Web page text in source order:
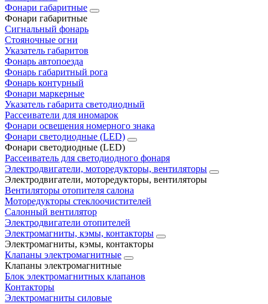
Фонари габаритные
Фонари габаритные
Сигнальный фонарь
Стояночные огни
Указатель габаритов
Фонарь автопоезда
Фонарь габаритный рога
Фонарь контурный
Фонари маркерные
Указатель габарита светодиодный
Рассеиватели для иномарок
Фонари освещения номерного знака
Фонари светодиодные (LED)
Фонари светодиодные (LED)
Рассеиватель для светодиодного фонаря
Электродвигатели, моторедукторы, вентиляторы
Электродвигатели, моторедукторы, вентиляторы
Вентиляторы отопителя салона
Моторедукторы стеклоочистителей
Салонный вентилятор
Электродвигатели отопителей
Электромагниты, кэмы, контакторы
Электромагниты, кэмы, контакторы
Клапаны электромагнитные
Клапаны электромагнитные
Блок электромагнитных клапанов
Контакторы
Электромагниты силовые